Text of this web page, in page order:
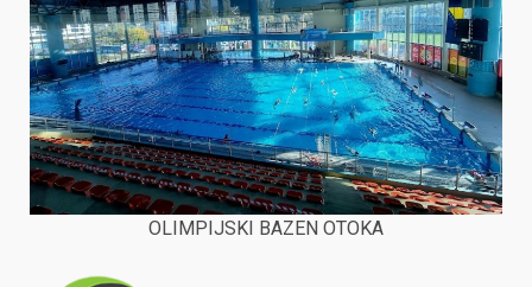
OLIMPIJSKI BAZEN OTOKA